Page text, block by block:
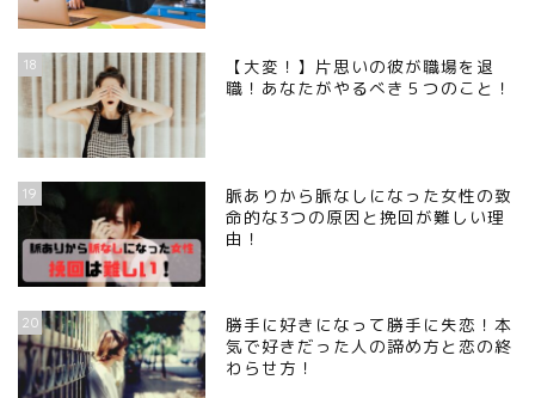
18
【大変！】片思いの彼が職場を退
職！あなたがやるべき５つのこと！
19
脈ありから脈なしになった女性の致
命的な3つの原因と挽回が難しい理
由！
20
勝手に好きになって勝手に失恋！本
気で好きだった人の諦め方と恋の終
わらせ方！